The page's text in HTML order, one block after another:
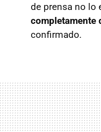
de prensa no lo
completamente
confirmado.